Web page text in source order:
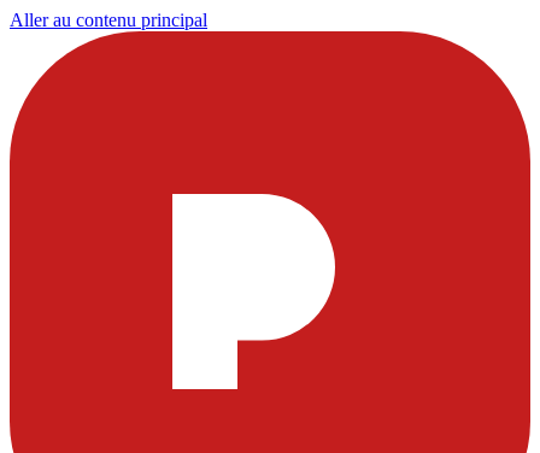
Aller au contenu principal